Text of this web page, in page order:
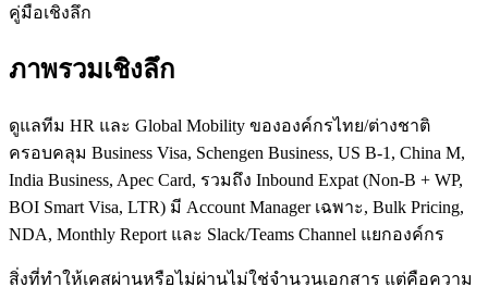
คู่มือเชิงลึก
ภาพรวมเชิงลึก
ดูแลทีม HR และ Global Mobility ขององค์กรไทย/ต่างชาติ
ครอบคลุม Business Visa, Schengen Business, US B-1, China M,
India Business, Apec Card, รวมถึง Inbound Expat (Non-B + WP,
BOI Smart Visa, LTR) มี Account Manager เฉพาะ, Bulk Pricing,
NDA, Monthly Report และ Slack/Teams Channel แยกองค์กร
สิ่งที่ทำให้เคสผ่านหรือไม่ผ่านไม่ใช่จำนวนเอกสาร แต่คือความ